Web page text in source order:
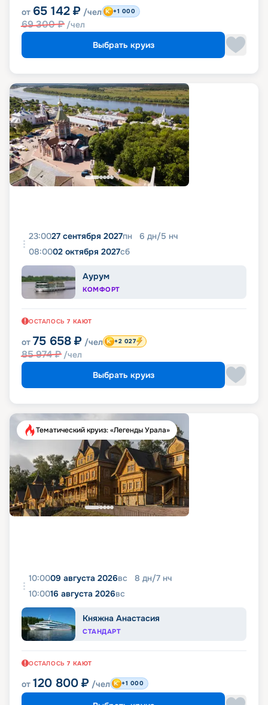
от 65 142 ₽ /чел
69 300₽ /чел
+1 000
Выбрать круиз
23:0027 сентября 2027пн 6 дн/5 нч
08:0002 октября 2027сб
Аурум
КОМФОРТ
ОСТАЛОСЬ 7 КАЮТ
от 75 658 ₽ /чел
85 974₽ /чел
+2 027
Выбрать круиз
Тематический круиз: «Легенды Урала»
10:0009 августа 2026вс 8 дн/7 нч
10:0016 августа 2026вс
Княжна Анастасия
СТАНДАРТ
ОСТАЛОСЬ 7 КАЮТ
от 120 800 ₽ /чел +1 000